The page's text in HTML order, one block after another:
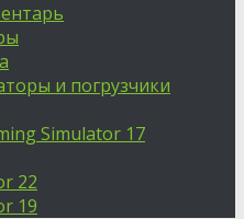
и погрузчики
Simulator 17
22
19